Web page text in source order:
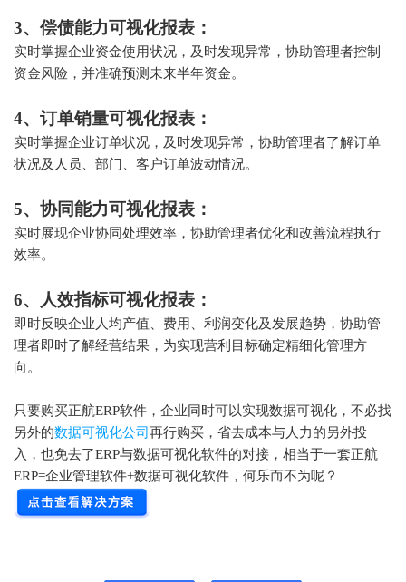
3、偿债能力可视化报表：
实时掌握企业资金使用状况，及时发现异常，协助管理者控制
资金风险，并准确预测未来半年资金。
4、订单销量可视化报表：
实时掌握企业订单状况，及时发现异常，协助管理者了解订单
状况及人员、部门、客户订单波动情况。
5、协同能力可视化报表：
实时展现企业协同处理效率，协助管理者优化和改善流程执行
效率。
6、人效指标可视化报表：
即时反映企业人均产值、费用、利润变化及发展趋势，协助管
理者即时了解经营结果，为实现营利目标确定精细化管理方
向。
只要购买正航ERP软件，企业同时可以实现数据可视化，不必找
另外的数据可视化公司 再行购买，省去成本与人力的另外投
入，也免去了ERP与数据可视化软件的对接，相当于一套正航
ERP=企业管理软件+数据可视化软件，何乐而不为呢？